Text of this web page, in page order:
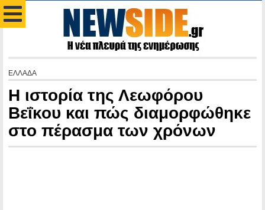
ΕΛΛΑΔΑ
Η ιστορία της Λεωφόρου
Βεΐκου και πώς διαμορφώθηκε
στο πέρασμα των χρόνων